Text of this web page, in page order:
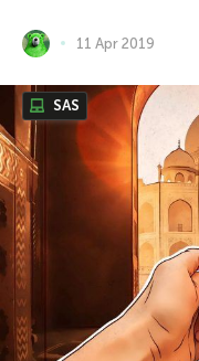
11 Apr 2019
SAS